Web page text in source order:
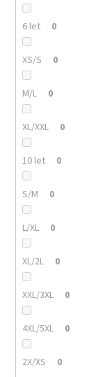
6 let 0
XS/S 0
M/L 0
XL/XXL 0
10 let 0
S/M 0
L/XL 0
XL/2L 0
XXL/3XL 0
4XL/5XL 0
2X/XS 0